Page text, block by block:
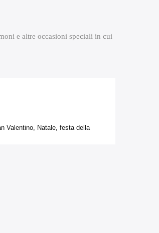
e altre occasioni speciali in cui
Valentino, Natale, festa della